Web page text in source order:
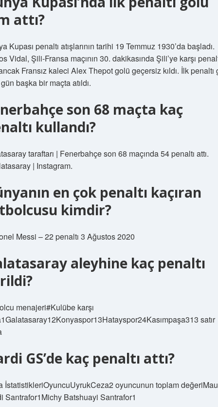
attı?
Kupası penaltı atışlarının tarihi 19 Temmuz 1930’da başladı.
Vidal, Şili-Fransa maçının 30. dakikasında Şili’ye karşı
Fransız kaleci Alex Thepot golü geçersiz kıldı. İlk penaltı
başka bir maçta atıldı.
son 68 maçta kaç
kullandı?
taraftarı | Fenerbahçe son 68 maçında 54 penaltı attı.
| Instagram.
en çok penaltı kaçıran
kimdir?
Messi – 22 penaltı 3 Ağustos 2020
aleyhine kaç penaltı
menajeri#Kulübe karşı
satır
GS’de kaç penaltı attı?
İstatistikleriOyuncuUyrukCeza2 oyuncunun toplam
Santrafor1Michy Batshuayi Santrafor1